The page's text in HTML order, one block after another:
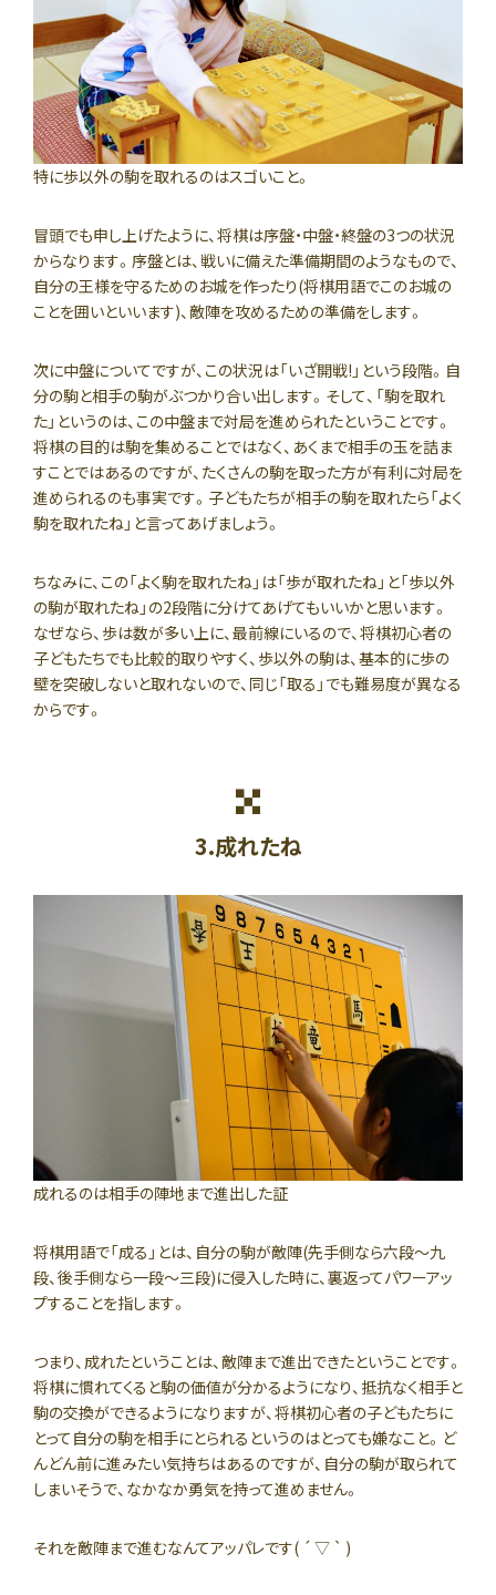
特に歩以外の駒を取れるのはスゴいこと。
冒頭でも申し上げたように、将棋は序盤・中盤・終盤の3つの状況
からなります。序盤とは、戦いに備えた準備期間のようなもので、
自分の王様を守るためのお城を作ったり(将棋用語でこのお城の
ことを囲いといいます)、敵陣を攻めるための準備をします。
次に中盤についてですが、この状況は「いざ開戦!」という段階。自
分の駒と相手の駒がぶつかり合い出します。そして、「駒を取れ
た」というのは、この中盤まで対局を進められたということです。
将棋の目的は駒を集めることではなく、あくまで相手の玉を詰ま
すことではあるのですが、たくさんの駒を取った方が有利に対局を
進められるのも事実です。子どもたちが相手の駒を取れたら「よく
駒を取れたね」と言ってあげましょう。
ちなみに、この「よく駒を取れたね」は「歩が取れたね」と「歩以外
の駒が取れたね」の2段階に分けてあげてもいいかと思います。
なぜなら、歩は数が多い上に、最前線にいるので、将棋初心者の
子どもたちでも比較的取りやすく、歩以外の駒は、基本的に歩の
壁を突破しないと取れないので、同じ「取る」でも難易度が異なる
からです。
3.成れたね
成れるのは相手の陣地まで進出した証
将棋用語で「成る」とは、自分の駒が敵陣(先手側なら六段〜九
段、後手側なら一段〜三段)に侵入した時に、裏返ってパワーアッ
プすることを指します。
つまり、成れたということは、敵陣まで進出できたということです。
将棋に慣れてくると駒の価値が分かるようになり、抵抗なく相手と
駒の交換ができるようになりますが、将棋初心者の子どもたちに
とって自分の駒を相手にとられるというのはとっても嫌なこと。ど
んどん前に進みたい気持ちはあるのですが、自分の駒が取られて
しまいそうで、なかなか勇気を持って進めません。
それを敵陣まで進むなんてアッパレです( ´ ▽ ` )